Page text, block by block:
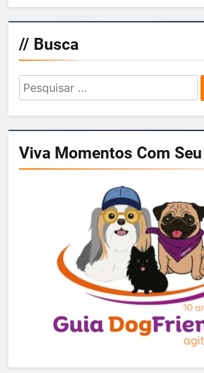
// Busca
Pesquisar
por:
Viva Momentos Com Seu